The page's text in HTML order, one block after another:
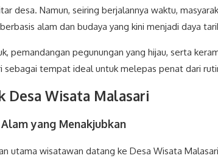
desa. Namun, seiring berjalannya waktu,
alam dan budaya yang kini menjadi daya
pemandangan pegunungan yang hijau, serta
sebagai tempat ideal untuk melepas penat dari
Desa Wisata Malasari
Alam yang Menakjubkan
utama wisatawan datang ke Desa Wisata